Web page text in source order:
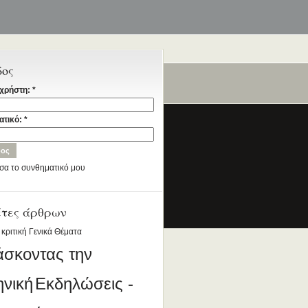
*
*
το συνθηματικό μου
άρθρων
Γενικά Θέματα
την
Εκδηλώσεις -
την Ελληνική Γλώσσα